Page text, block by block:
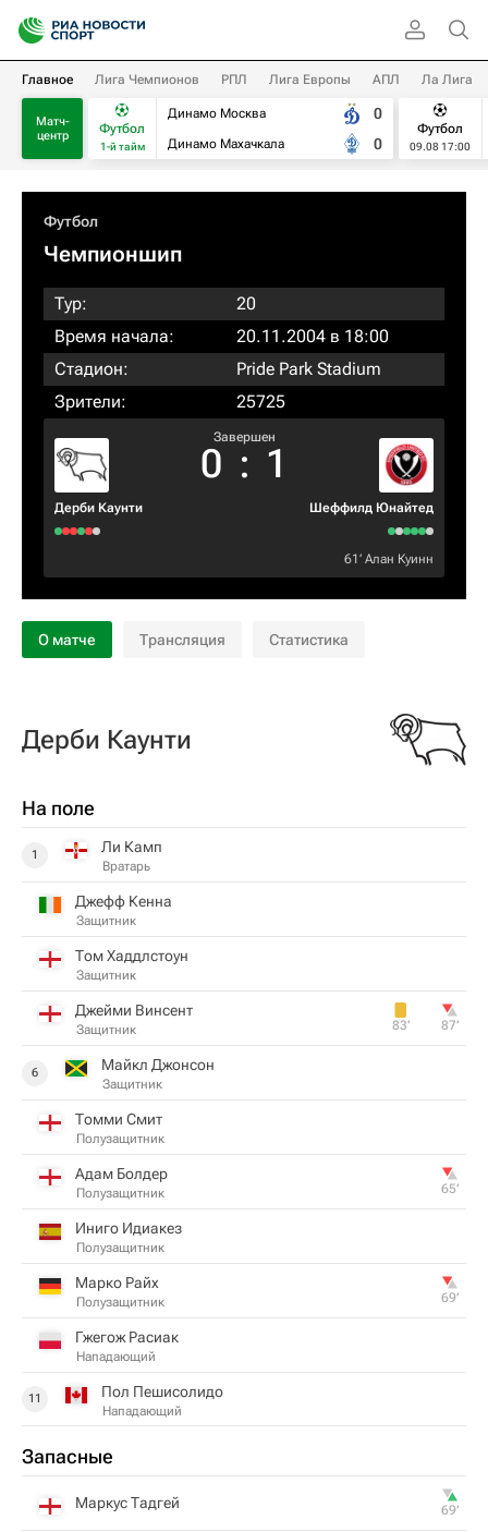
Главное Лига Чемпионов РПЛ Лига Европы АПЛ Ла Лига
Матч-
центр
Футбол
1-й тайм
Динамо Москва
Динамо Махачкала
0
0
Футбол
09.08 17:00
Футбол
Чемпионшип
Тур:
20
Время начала:
20.11.2004 в 18:00
Стадион:
Pride Park Stadium
Зрители:
25725
Дерби Каунти
Завершен
0 : 1
Шеффилд Юнайтед
61‎’‎ Алан Куинн
О матче Трансляция Статистика
Дерби Каунти
На поле
1 Ли Камп
Вратарь
Джефф Кенна
Защитник
Том Хаддлстоун
Защитник
Джейми Винсент
Защитник 83‎’‎ 87‎’‎
6 Майкл Джонсон
Защитник
Томми Смит
Полузащитник
Адам Болдер
Полузащитник 65‎’‎
Иниго Идиакез
Полузащитник
Марко Райх
Полузащитник 69‎’‎
Гжегож Расиак
Нападающий
11 Пол Пешисолидо
Нападающий
Запасные
Маркус Тадгей 69‎’‎